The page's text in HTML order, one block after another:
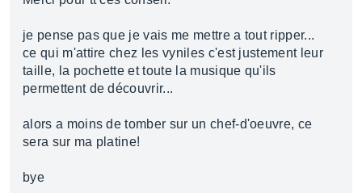
je pense pas que je vais me mettre a tout ripper...
ce qui m'attire chez les vyniles c'est justement leur
taille, la pochette et toute la musique qu'ils
permettent de découvrir...
alors a moins de tomber sur un chef-d'oeuvre, ce
sera sur ma platine!
bye